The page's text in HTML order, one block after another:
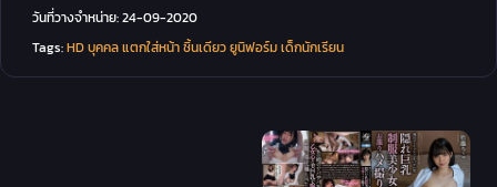
วันที่วางจำหน่าย:24-09-2020
Tags:HDบุคคลแตกใส่หน้าชิ้นเดียวยูนิฟอร์มเด็กนักเรียน